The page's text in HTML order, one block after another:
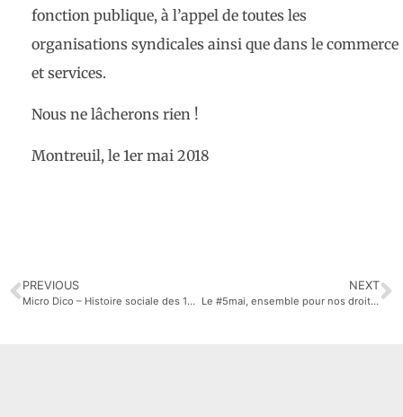
fonction publique, à l’appel de toutes les
organisations syndicales ainsi que dans le commerce
et services.
Nous ne lâcherons rien !
Montreuil, le 1er mai 2018
PREVIOUS
Micro Dico – Histoire sociale des 19ème & 20ème siècles
NEXT
Le #5mai, ensemble pour nos droits et pour faire #LaFêteAMacron